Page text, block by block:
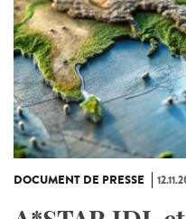
DOCUMENT DE PRESSE